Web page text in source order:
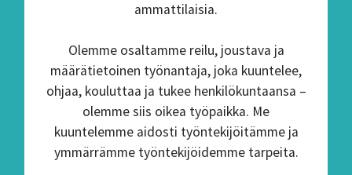
ammattilaisia.
Olemme osaltamme reilu, joustava ja
määrätietoinen työnantaja, joka kuuntelee,
ohjaa, kouluttaa ja tukee henkilökuntaansa –
olemme siis oikea työpaikka. Me
kuuntelemme aidosti työntekijöitämme ja
ymmärrämme työntekijöidemme tarpeita.